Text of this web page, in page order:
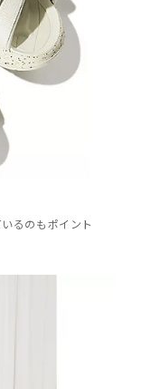
るのもポイント